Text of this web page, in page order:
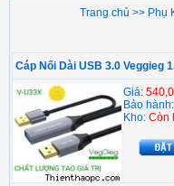
Trang chủ >> Phụ
Cáp Nối Dài USB 3.0 Veggieg
Giá:
Bảo hành:
Kho: Còn